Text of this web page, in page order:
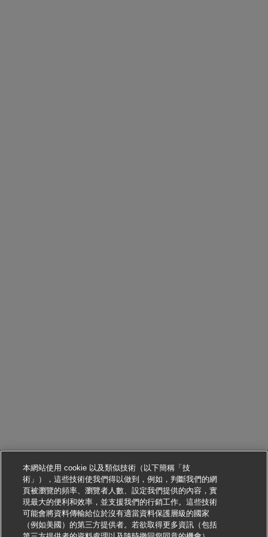
本網站使用 cookie 以及類似技術（以下簡稱「技
術」），這些技術使我們得以做到，例如，判斷我們的網
頁被瀏覽的頻率、瀏覽者人數、設定我們提供的內容，實
現最大的便利和效率，並支援我們的行銷工作。這些技術
可能會將資料傳輸給位於沒有適當資料保護層級的國家
（例如美國）的第三方提供者。若欲取得更多資訊（包括